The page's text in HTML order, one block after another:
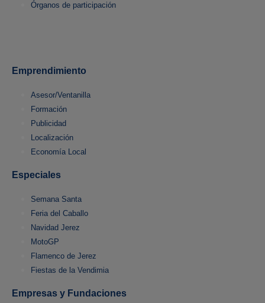
Órganos de participación
Emprendimiento
Asesor/Ventanilla
Formación
Publicidad
Localización
Economía Local
Especiales
Semana Santa
Feria del Caballo
Navidad Jerez
MotoGP
Flamenco de Jerez
Fiestas de la Vendimia
Empresas y Fundaciones